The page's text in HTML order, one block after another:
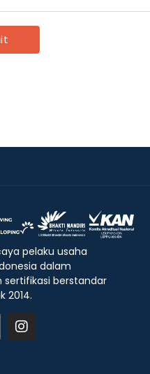
pelaku usaha
dalam
berstandar
2014.